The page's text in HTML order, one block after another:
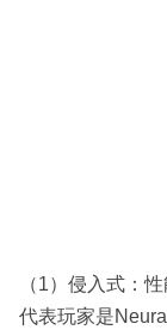
（1）侵入式：
代表玩家是